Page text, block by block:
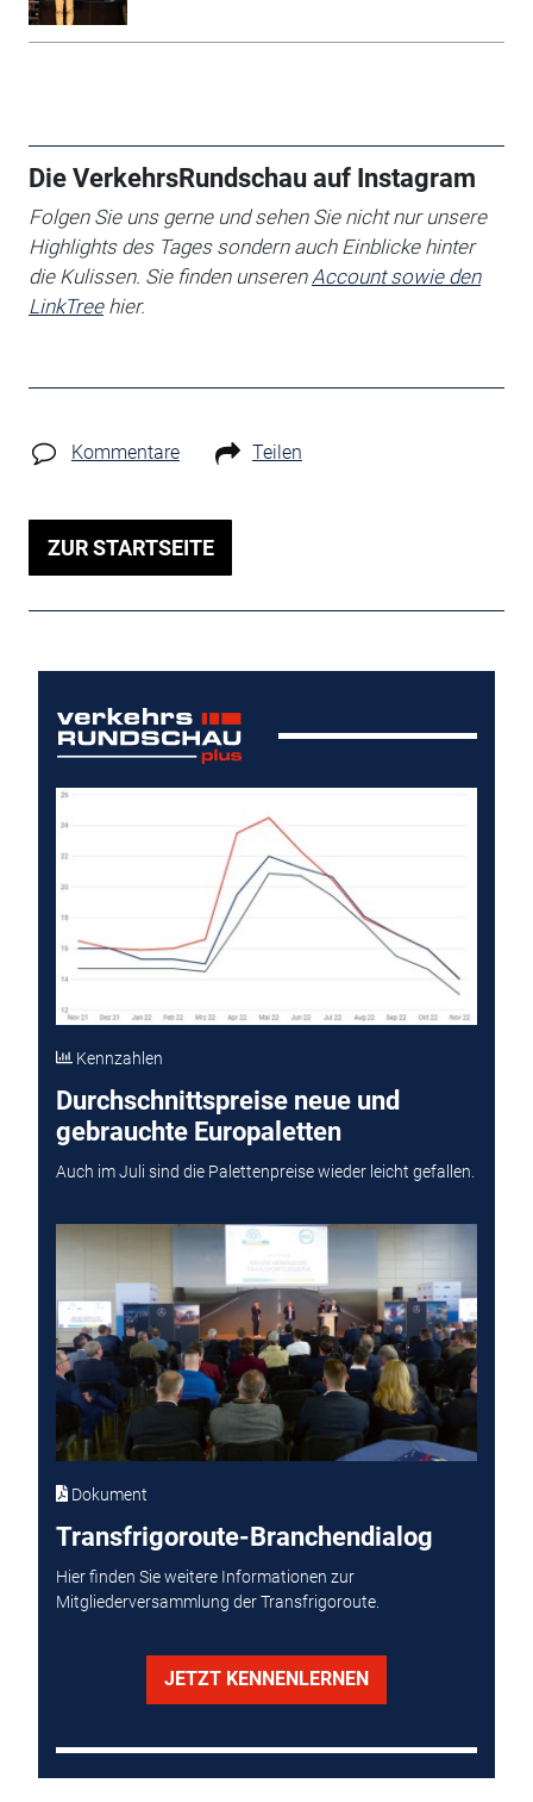
Die VerkehrsRundschau auf Instagram
Folgen Sie uns gerne und sehen Sie nicht nur unsere
Highlights des Tages sondern auch Einblicke hinter
die Kulissen. Sie finden unseren Account sowie den
LinkTreehier.
Kommentare Teilen
ZUR STARTSEITE
Kennzahlen
Durchschnittspreise neue und
gebrauchte Europaletten
Auch im Juli sind die Palettenpreise wieder leicht gefallen.
Dokument
Transfrigoroute-Branchendialog
Hier finden Sie weitere Informationen zur
Mitgliederversammlung der Transfrigoroute.
JETZT KENNENLERNEN